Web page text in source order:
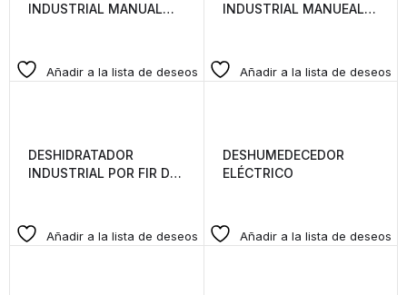
INDUSTRIAL MANUAL
Añadir a la lista de deseos
INDUSTRIAL MANUEAL
Añadir a la lista de deseos
DESHIDRATADOR
INDUSTRIAL POR FIR DE
Añadir a la lista de deseos
DESHUMEDECEDOR
ELÉCTRICO
Añadir a la lista de deseos